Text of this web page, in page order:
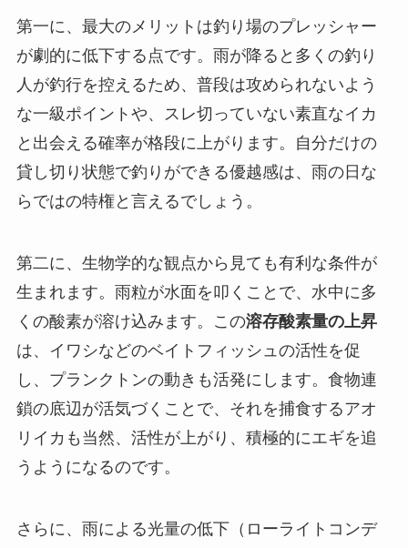
第一に、最大のメリットは釣り場のプレッシャー
が劇的に低下する 点です。雨が降ると多くの釣り
人が釣行を控えるため、普段は攻められないよう
な一級ポイントや、スレ切っていない素直なイカ
と出会える確率が格段に上がります。自分だけの
貸し切り状態で釣りができる優越感は、雨の日な
らではの特権と言えるでしょう。
第二に、生物学的な観点から見ても有利な条件が
生まれます。雨粒が水面を叩くことで、水中に多
くの酸素が溶け込みます。この溶存酸素量の上昇
は、イワシなどのベイトフィッシュの活性を促
し、プランクトンの動きも活発にします。食物連
鎖の底辺が活気づくことで、それを捕食するアオ
リイカも当然、活性が上がり、積極的にエギを追
うようになるのです。
さらに、雨による光量の低下（ローライトコンデ